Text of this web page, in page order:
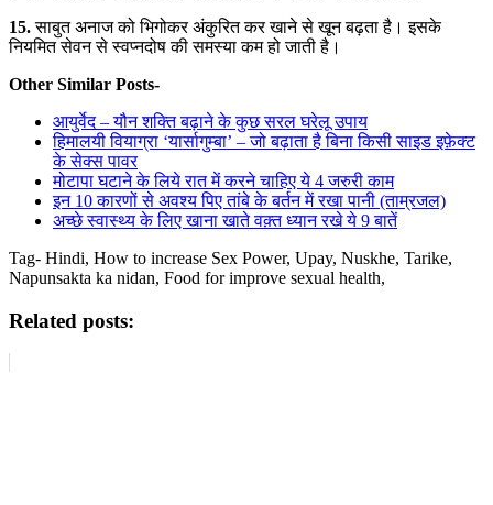
15.साबुत अनाज को भिगोकर अंकुरित कर खाने से खून बढ़ता है। इसके
नियमित सेवन से स्वप्नदोष की समस्या कम हो जाती है।
Other Similar Posts-
आयुर्वेद – यौन शक्ति बढ़ाने के कुछ सरल घरेलू उपाय
हिमालयी वियाग्रा ‘यार्सागुम्बा’ – जो बढ़ाता है बिना किसी साइड इफ़ेक्ट
के सेक्स पावर
मोटापा घटाने के लिये रात में करने चाहिए ये 4 जरुरी काम
इन 10 कारणों से अवश्य पिए तांबे के बर्तन में रखा पानी (ताम्रजल)
अच्छे स्वास्थ्य के लिए खाना खाते वक़्त ध्यान रखे ये 9 बातें
Tag- Hindi, How to increase Sex Power, Upay, Nuskhe, Tarike,
Napunsakta ka nidan, Food for improve sexual health,
Related posts: